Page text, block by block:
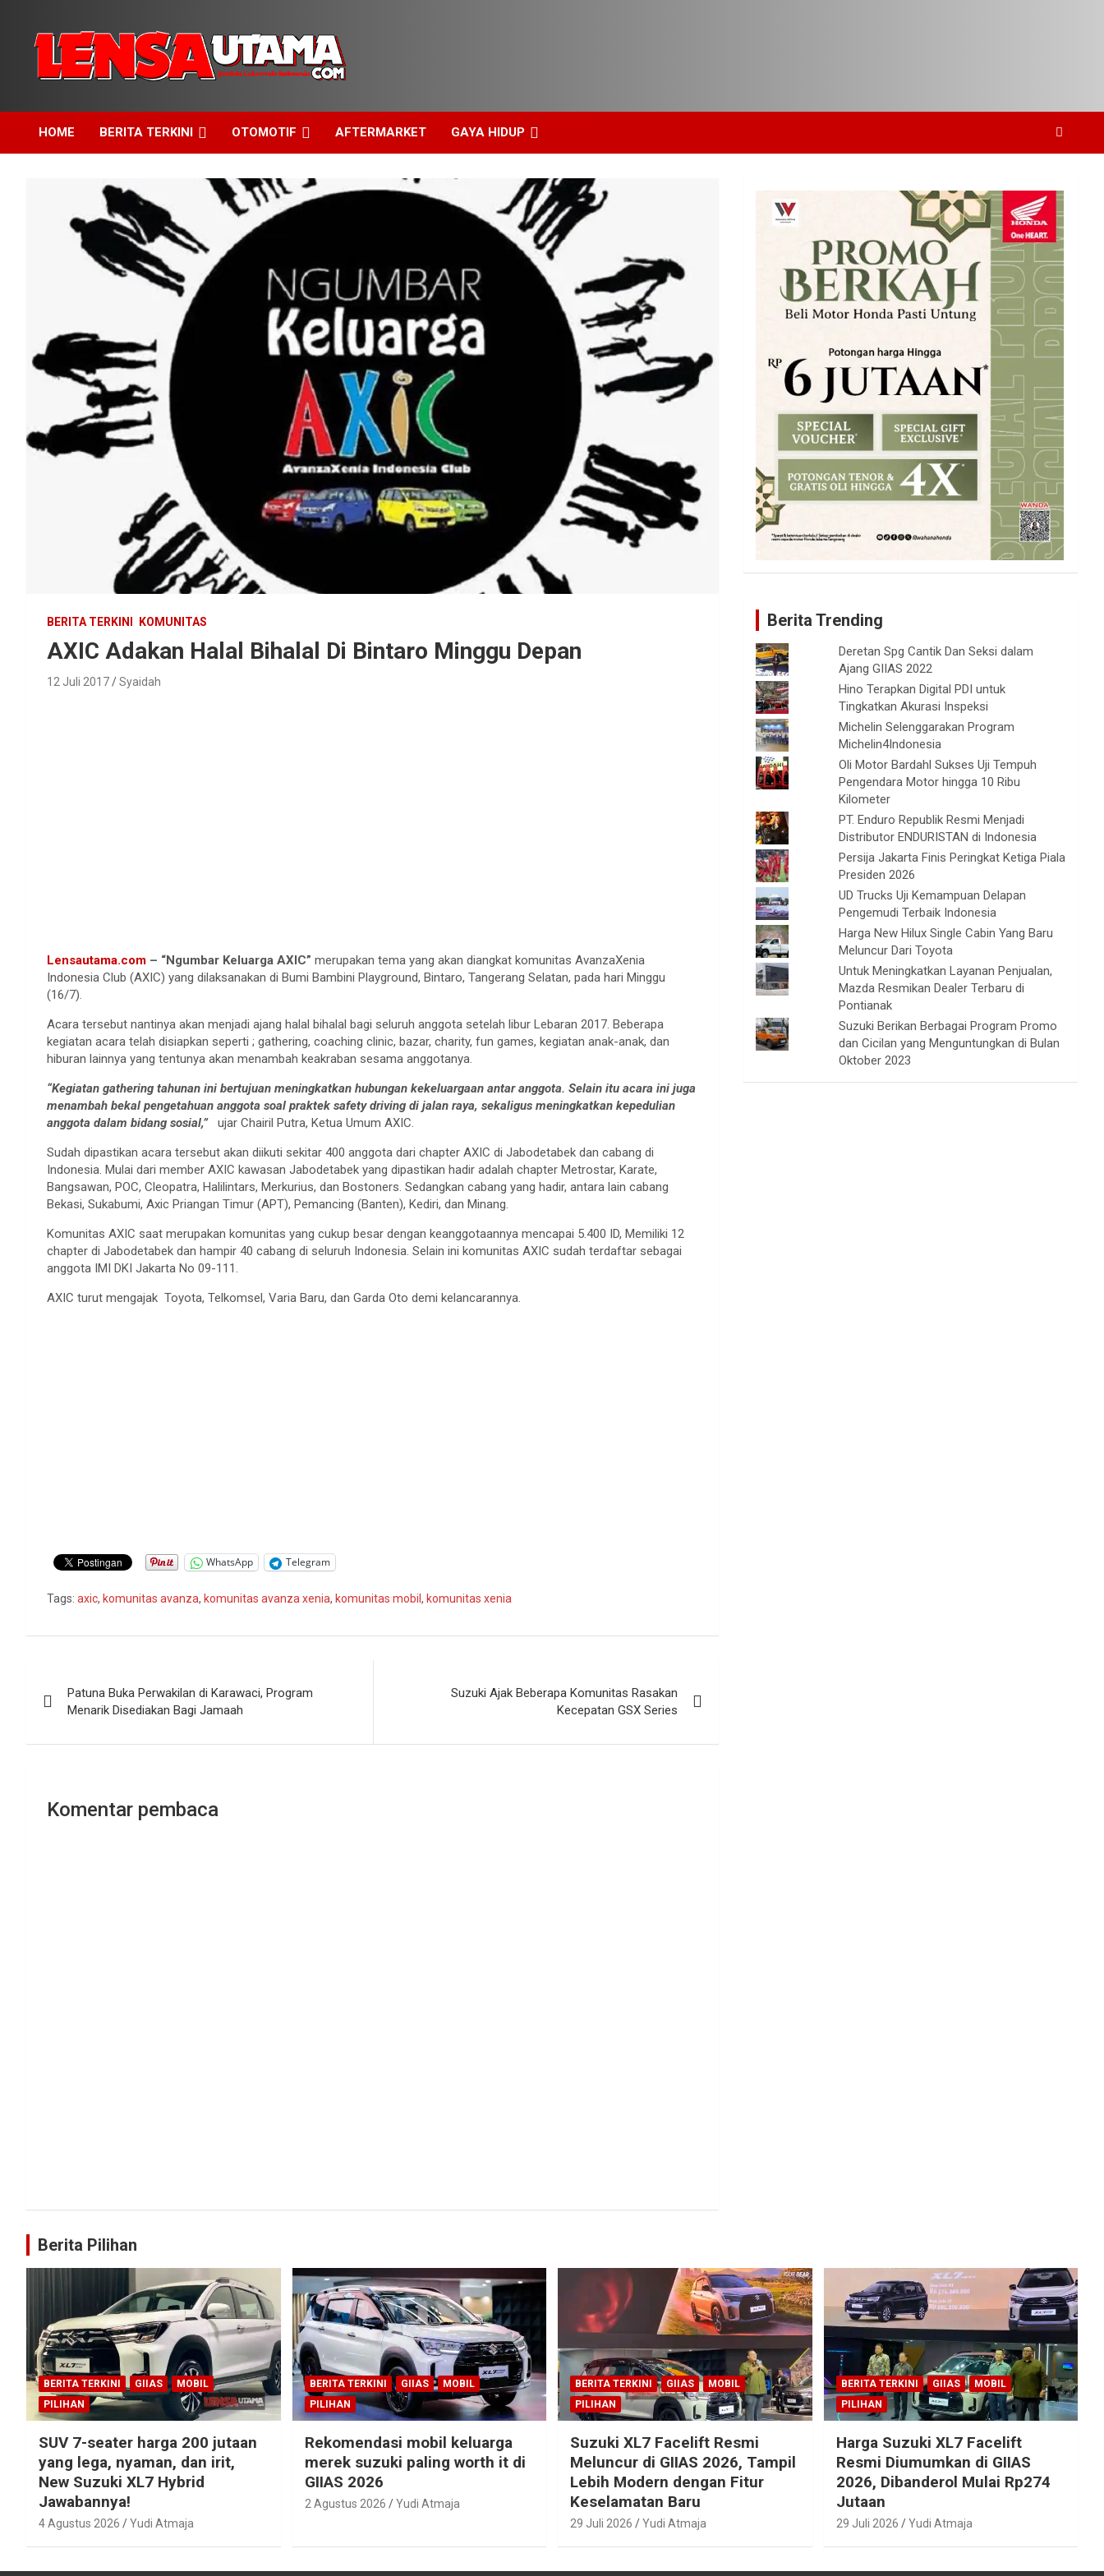
content
LensaUtama
HOME BERITA TERKINI OTOMOTIF AFTERMARKET GAYA HIDUP
BERITA TERKINI KOMUNITAS
AXIC Adakan Halal Bihalal Di Bintaro Minggu Depan
12 Juli 2017 Syaidah
Lensautama.com – “Ngumbar Keluarga AXIC” merupakan tema yang akan diangkat komunitas AvanzaXenia
Indonesia Club (AXIC) yang dilaksanakan di Bumi Bambini Playground, Bintaro, Tangerang Selatan, pada hari Minggu
(16/7).
Acara tersebut nantinya akan menjadi ajang halal bihalal bagi seluruh anggota setelah libur Lebaran 2017. Beberapa
kegiatan acara telah disiapkan seperti ; gathering, coaching clinic, bazar, charity, fun games, kegiatan anak-anak, dan
hiburan lainnya yang tentunya akan menambah keakraban sesama anggotanya.
“Kegiatan gathering tahunan ini bertujuan meningkatkan hubungan kekeluargaan antar anggota. Selain itu acara ini juga
menambah bekal pengetahuan anggota soal praktek safety driving di jalan raya, sekaligus meningkatkan kepedulian
anggota dalam bidang sosial,”
ujar Chairil Putra, Ketua Umum AXIC.
Sudah dipastikan acara tersebut akan diikuti sekitar 400 anggota dari chapter AXIC di Jabodetabek dan cabang di
Indonesia. Mulai dari member AXIC kawasan Jabodetabek yang dipastikan hadir adalah chapter Metrostar, Karate,
Bangsawan, POC, Cleopatra, Halilintars, Merkurius, dan Bostoners. Sedangkan cabang yang hadir, antara lain cabang
Bekasi, Sukabumi, Axic Priangan Timur (APT), Pemancing (Banten), Kediri, dan Minang.
Komunitas AXIC saat merupakan komunitas yang cukup besar dengan keanggotaannya mencapai 5.400 ID, Memiliki 12
chapter di Jabodetabek dan hampir 40 cabang di seluruh Indonesia. Selain ini komunitas AXIC sudah terdaftar sebagai
anggota IMI DKI Jakarta No 09-111.
AXIC turut mengajak Toyota, Telkomsel, Varia Baru, dan Garda Oto demi kelancarannya.
WhatsApp Telegram
Tags: axic, komunitas avanza, komunitas avanza xenia, komunitas mobil , komunitas xenia
pos
Patuna Buka Perwakilan di Karawaci, Program
Menarik Disediakan Bagi Jamaah
Suzuki Ajak Beberapa Komunitas Rasakan
Kecepatan GSX Series
Komentar pembaca
Berita Trending
Deretan Spg Cantik Dan Seksi dalam
Ajang GIIAS 2022
Hino Terapkan Digital PDI untuk
Tingkatkan Akurasi Inspeksi
Michelin Selenggarakan Program
Michelin4Indonesia
Oli Motor Bardahl Sukses Uji Tempuh
Pengendara Motor hingga 10 Ribu
Kilometer
PT. Enduro Republik Resmi Menjadi
Distributor ENDURISTAN di Indonesia
Persija Jakarta Finis Peringkat Ketiga Piala
Presiden 2026
UD Trucks Uji Kemampuan Delapan
Pengemudi Terbaik Indonesia
Harga New Hilux Single Cabin Yang Baru
Meluncur Dari Toyota
Untuk Meningkatkan Layanan Penjualan,
Mazda Resmikan Dealer Terbaru di
Pontianak
Suzuki Berikan Berbagai Program Promo
dan Cicilan yang Menguntungkan di Bulan
Oktober 2023
Berita Pilihan
BERITA TERKINI GIIAS
MOBIL
PILIHAN
SUV 7-seater harga 200 jutaan
yang lega, nyaman, dan irit,
New Suzuki XL7 Hybrid
Jawabannya!
4 Agustus 2026 Yudi Atmaja
BERITA TERKINI GIIAS
MOBIL
PILIHAN
Rekomendasi mobil keluarga
merek suzuki paling worth it di
GIIAS 2026
2 Agustus 2026 Yudi Atmaja
BERITA TERKINI GIIAS
MOBIL
PILIHAN
Suzuki XL7 Facelift Resmi
Meluncur di GIIAS 2026, Tampil
Lebih Modern dengan Fitur
Keselamatan Baru
29 Juli 2026 Yudi Atmaja
BERITA TERKINI GIIAS
MOBIL
PILIHAN
Harga Suzuki XL7 Facelift
Resmi Diumumkan di GIIAS
2026, Dibanderol Mulai Rp274
Jutaan
29 Juli 2026 Yudi Atmaja